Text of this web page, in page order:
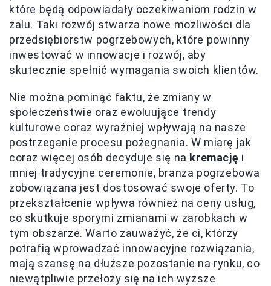
które będą odpowiadały oczekiwaniom rodzin w
żalu. Taki rozwój stwarza nowe możliwości dla
przedsiębiorstw pogrzebowych, które powinny
inwestować w innowacje i rozwój, aby
skutecznie spełnić wymagania swoich klientów.
Nie można pominąć faktu, że zmiany w
społeczeństwie oraz ewoluujące trendy
kulturowe coraz wyraźniej wpływają na nasze
postrzeganie procesu pożegnania. W miarę jak
coraz więcej osób decyduje się na kremację i
mniej tradycyjne ceremonie, branża pogrzebowa
zobowiązana jest dostosować swoje oferty. To
przekształcenie wpływa również na ceny usług,
co skutkuje sporymi zmianami w zarobkach w
tym obszarze. Warto zauważyć, że ci, którzy
potrafią wprowadzać innowacyjne rozwiązania,
mają szansę na dłuższe pozostanie na rynku, co
niewątpliwie przełoży się na ich wyższe